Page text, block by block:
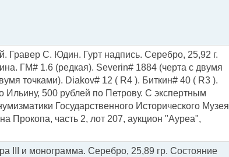
С. Юдин. Гурт надпись. Серебро, 25,92 г.
ГМ# 1.6 (редкая). Severin# 1884 (черта с двумя
точками). Diakov# 12 ( R4 ). Биткин# 40 ( R3 ).
Ильину, 500 рублей по Петрову. С экспертным
Государственного Исторического Музея
Прокопа, часть 2, лот 207, аукцион "Ауреа",
III и монограмма. Серебро, 25,89 гр. Состояние